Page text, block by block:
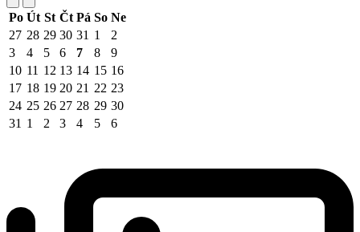
Po Út St Čt Pá So Ne
27 28 29 30 31 1
2
3
4 5 6 7 8
9
10 11 12 13 14 15 16
17 18 19 20 21 22 23
24 25 26 27 28 29 30
31 1 2 3 4 5 6